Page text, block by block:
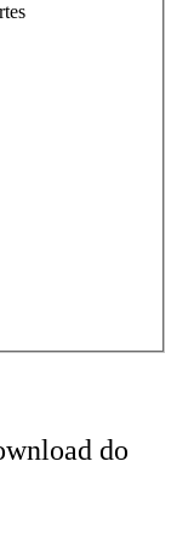
do